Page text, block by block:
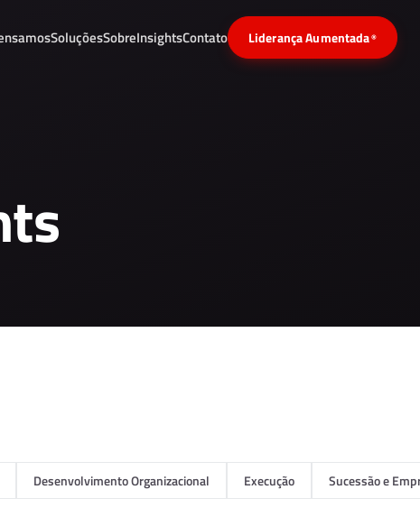
SoluçõesSobreInsightsContato Liderança Aumentada®
Desenvolvimento Organizacional Execução Sucessão e